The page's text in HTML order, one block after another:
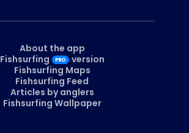
About the app
Fishsurfing
version
Fishsurfing Maps
Fishsurfing Feed
Articles by anglers
Fishsurfing Wallpaper